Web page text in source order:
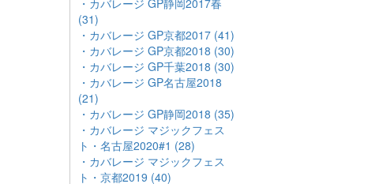
・カバレージ GP静岡2017春
(31)
・カバレージ GP京都2017 (41)
・カバレージ GP京都2018 (30)
・カバレージ GP千葉2018 (30)
・カバレージ GP名古屋2018
(21)
・カバレージ GP静岡2018 (35)
・カバレージ マジックフェス
ト・名古屋2020#1 (28)
・カバレージ マジックフェス
ト・京都2019 (40)